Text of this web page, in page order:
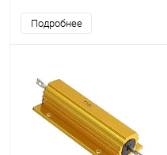
Подробнее